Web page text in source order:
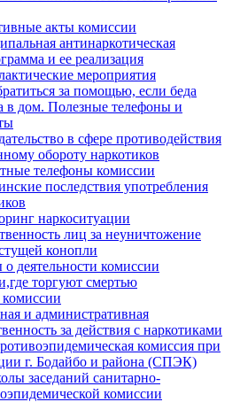
акты комиссии
антинаркотическая
и ее реализация
мероприятия
за помощью, если беда
в дом. Полезные телефоны и
в сфере противодействия
обороту наркотиков
телефоны комиссии
последствия употребления
наркоситуации
лиц за неуничтожение
конопли
деятельности комиссии
торгуют смертью
и административная
за действия с наркотиками
комиссия при
г. Бодайбо и района (СПЭК)
заседаний санитарно-
комиссии